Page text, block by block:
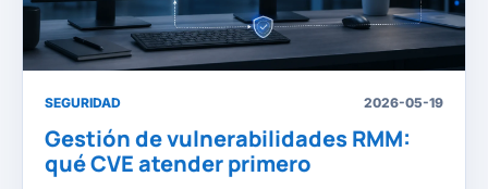
SEGURIDAD 2026-05-19
Gestión de vulnerabilidades RMM:
qué CVE atender primero